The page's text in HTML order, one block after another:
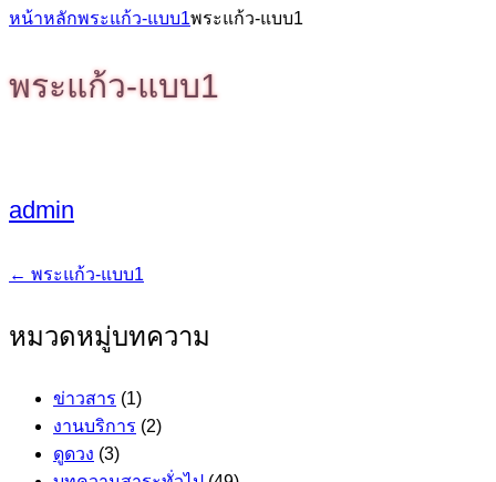
หน้าหลักพระแก้ว-แบบ1พระแก้ว-แบบ1
พระแก้ว-แบบ1
admin
แนะแนว
เรื่อง
← พระแก้ว-แบบ1
หมวดหมู่บทความ
ข่าวสาร (1)
งานบริการ (2)
ดูดวง (3)